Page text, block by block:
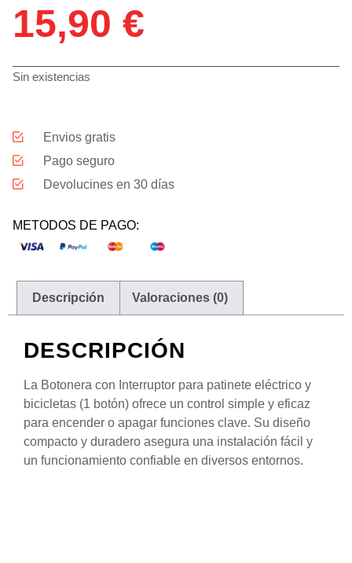
15,90 €
Sin existencias
Envios gratis
Pago seguro
Devolucines en 30 días
METODOS DE PAGO:
Descripción Valoraciones (0)
DESCRIPCIÓN
La Botonera con Interruptor para patinete eléctrico y
bicicletas (1 botón) ofrece un control simple y eficaz
para encender o apagar funciones clave. Su diseño
compacto y duradero asegura una instalación fácil y
un funcionamiento confiable en diversos entornos.